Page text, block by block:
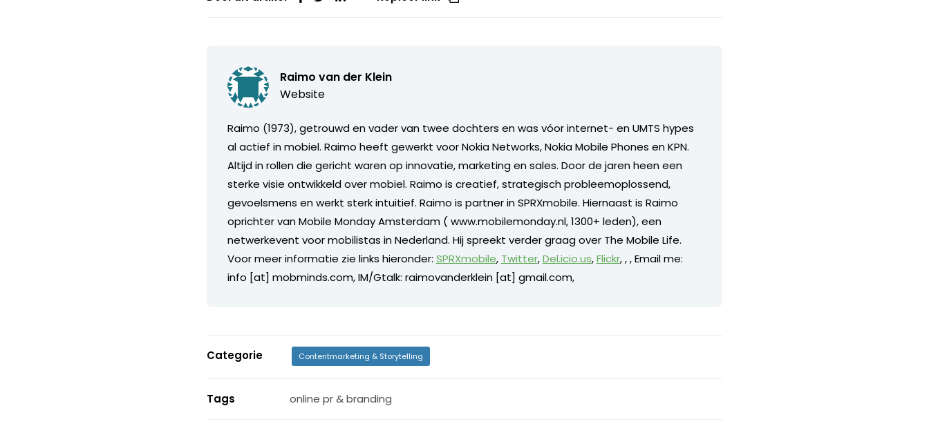
Raimo van der Klein
Website
Raimo (1973), getrouwd en vader van twee dochters en was vóor internet- en UMTS hypes
al actief in mobiel. Raimo heeft gewerkt voor Nokia Networks, Nokia Mobile Phones en KPN.
Altijd in rollen die gericht waren op innovatie, marketing en sales. Door de jaren heen een
sterke visie ontwikkeld over mobiel. Raimo is creatief, strategisch probleemoplossend,
gevoelsmens en werkt sterk intuitief. Raimo is partner in SPRXmobile. Hiernaast is Raimo
oprichter van Mobile Monday Amsterdam ( www.mobilemonday.nl, 1300+ leden), een
netwerkevent voor mobilistas in Nederland. Hij spreekt verder graag over The Mobile Life.
Voor meer informatie zie links hieronder: SPRXmobile, Twitter,Del.icio.us,Flickr,,, Email me:
info [at] mobminds.com, IM/Gtalk: raimovanderklein [at] gmail.com,
Categorie Contentmarketing & Storytelling
Tags online pr & branding